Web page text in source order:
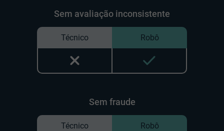
Sem avaliação inconsistente
Técnico Robô
Sem fraude
Técnico Robô